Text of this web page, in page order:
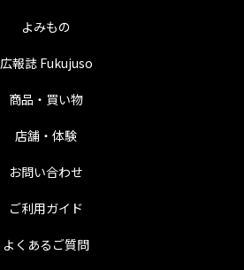
よみもの
広報誌 Fukujuso
商品・買い物
店舗・体験
お問い合わせ
ご利用ガイド
よくあるご質問